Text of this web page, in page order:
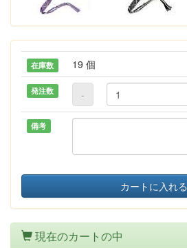
在庫数 19 個
発注数 -
備考
カートに入れる
現在のカートの中